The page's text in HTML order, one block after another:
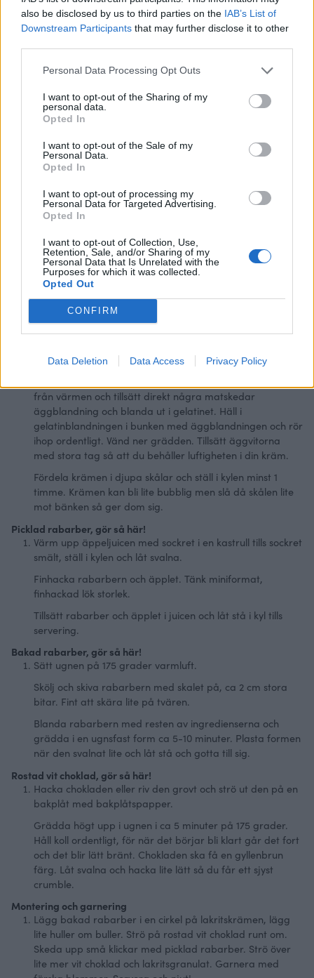
also be disclosed by us to third parties on the IAB’s List of
Downstream Participants that may further disclose it to other
Personal Data Processing Opt Outs
I want to opt-out of the Sharing of my
personal data.
Opted In
I want to opt-out of the Sale of my
Personal Data.
Opted In
I want to opt-out of processing my
Personal Data for Targeted Advertising.
Opted In
I want to opt-out of Collection, Use,
Retention, Sale, and/or Sharing of my
Personal Data that Is Unrelated with the
Purposes for which it was collected.
Opted Out
CONFIRM
Data Deletion Data Access Privacy Policy
1 dl socker 90g
1/2 st pressad citronjuice
Picklad rabarber
dl äpplejuice, typ Brämhults
200g
1 1/2 msk strösocker 20g
st rabarber
Rostad vit choklad
150 g vit choklad
Garnering
lakritsgranulat
färska blommor
Instruktioner
Lakritskräm, gör så här!
Lägg gelatinet i blöt. Vispa äggvitorna till ett fast skum i
en bunke, ställ åt sidan.
bunke.
och lakritspulver efter smak.
från värmen och tillsätt direkt några matskedar
äggblandning och blanda ut i gelatinet. Häll i
gelatinblandningen i bunken med äggblandningen och rör
ihop ordentligt. Vänd ner grädden. Tillsätt äggvitorna
med stora tag så att du behåller luftigheten i din kräm.
Fördela krämen i djupa skålar och ställ i kylen minst 1
timme. Krämen kan bli lite bubblig men slå då skålen lite
mot bänken så ger dom sig.
Picklad rabarber, gör så här!
Värm upp äppeljuicen med sockret i en kastrull tills sockret
smält, ställ i kylen och låt svalna.
Finhacka rabarbern och äpplet. Tänk miniformat,
finhackad lök storlek.
Tillsätt rabarber och äpplet i juicen och låt stå i kyl tills
servering.
Bakad rabarber, gör så här!
Sätt ugnen på 175 grader varmluft.
Skölj och skiva rabarbern med skalet på, ca 2 cm stora
bitar. Fint att skära lite på tvären.
Blanda rabarbern med resten av ingredienserna och
grädda i en ugnsfast form ca 5-10 minuter. Plasta formen
när den svalnat lite och låt stå och gotta till sig.
Rostad vit choklad, gör så här!
Hacka chokladen eller riv den grovt och strö ut den på en
bakplåt med bakplåtspapper.
Grädda högt upp i ugnen i ca 5 minuter på 175 grader.
Håll koll ordentligt, för när det börjar bli klart går det fort
och det blir lätt bränt. Chokladen ska få en gyllenbrun
färg. Låt svalna och hacka lite lätt så du får ett sjyst
crumble.
Montering och garnering
Lägg bakad rabarber i en cirkel på lakritskrämen, lägg
lite huller om buller. Strö på rostad vit choklad runt om.
Skeda upp små klickar med picklad rabarber. Strö över
lite mer vit choklad och lakritsgranulat. Garnera med